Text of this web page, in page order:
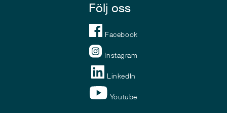
Följ oss
Facebook
Instagram
LinkedIn
Youtube